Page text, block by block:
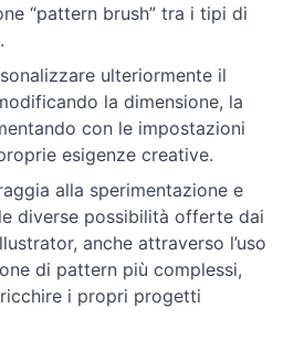
“pattern brush” tra i tipi di
ulteriormente il
la dimensione, la
con le impostazioni
esigenze creative.
alla sperimentazione e
diverse possibilità offerte dai
anche attraverso l’uso
di pattern più complessi,
i propri progetti